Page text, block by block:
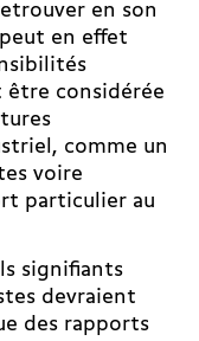
en son
en effet
considérée
comme un
voire
particulier au
signifiants
devraient
des rapports